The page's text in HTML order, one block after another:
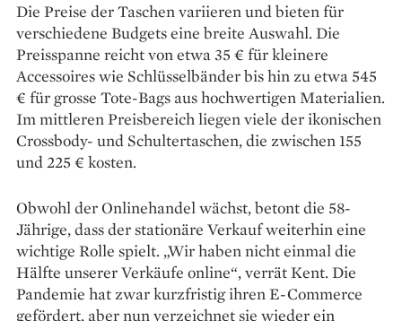
Die Preise der Taschen variieren und bieten für
verschiedene Budgets eine breite Auswahl. Die
Preisspanne reicht von etwa 35 € für kleinere
Accessoires wie Schlüsselbänder bis hin zu etwa 545
€ für grosse Tote-Bags aus hochwertigen Materialien.
Im mittleren Preisbereich liegen viele der ikonischen
Crossbody- und Schultertaschen, die zwischen 155
und 225 € kosten.
Obwohl der Onlinehandel wächst, betont die 58-
Jährige, dass der stationäre Verkauf weiterhin eine
wichtige Rolle spielt. „Wir haben nicht einmal die
Hälfte unserer Verkäufe online“, verrät Kent. Die
Pandemie hat zwar kurzfristig ihren E-Commerce
gefördert, aber nun verzeichnet sie wieder ein